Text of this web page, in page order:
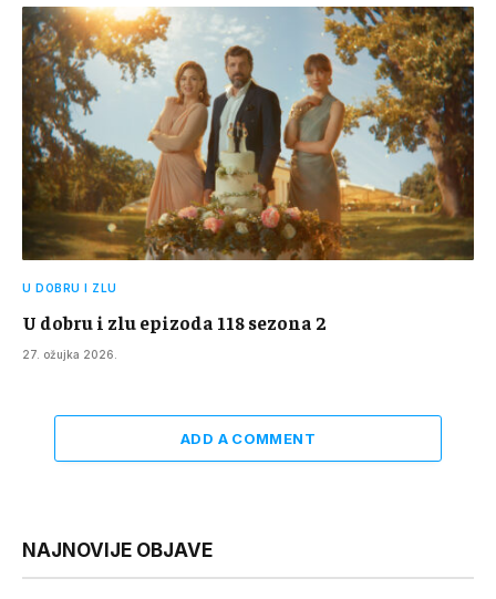
U DOBRU I ZLU
U dobru i zlu epizoda 118 sezona 2
27. ožujka 2026.
ADD A COMMENT
NAJNOVIJE OBJAVE